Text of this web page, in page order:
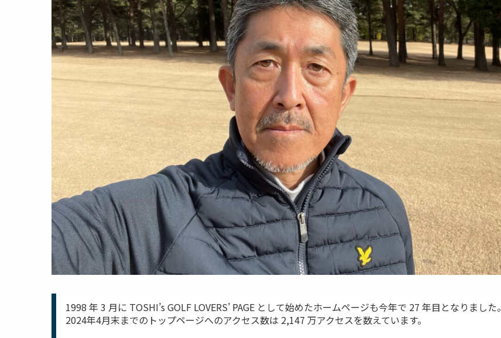
1998 年 3 月に TOSHI’s GOLF LOVERS’ PAGE として始めたホームページも今年で 27 年目となりました。
2024年4月末までのトップページへのアクセス数は 2,147 万アクセスを数えています。